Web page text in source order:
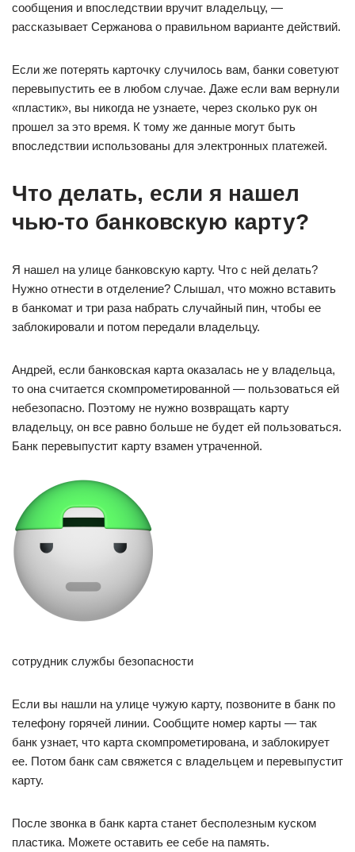
сообщения и впоследствии вручит владельцу, —
рассказывает Сержанова о правильном варианте действий.
Если же потерять карточку случилось вам, банки советуют
перевыпустить ее в любом случае. Даже если вам вернули
«пластик», вы никогда не узнаете, через сколько рук он
прошел за это время. К тому же данные могут быть
впоследствии использованы для электронных платежей.
Что делать, если я нашел
чью-то банковскую карту?
Я нашел на улице банковскую карту. Что с ней делать?
Нужно отнести в отделение? Слышал, что можно вставить
в банкомат и три раза набрать случайный пин, чтобы ее
заблокировали и потом передали владельцу.
Андрей, если банковская карта оказалась не у владельца,
то она считается скомпрометированной — пользоваться ей
небезопасно. Поэтому не нужно возвращать карту
владельцу, он все равно больше не будет ей пользоваться.
Банк перевыпустит карту взамен утраченной.
сотрудник службы безопасности
Если вы нашли на улице чужую карту, позвоните в банк по
телефону горячей линии. Сообщите номер карты — так
банк узнает, что карта скомпрометирована, и заблокирует
ее. Потом банк сам свяжется с владельцем и перевыпустит
карту.
После звонка в банк карта станет бесполезным куском
пластика. Можете оставить ее себе на память.